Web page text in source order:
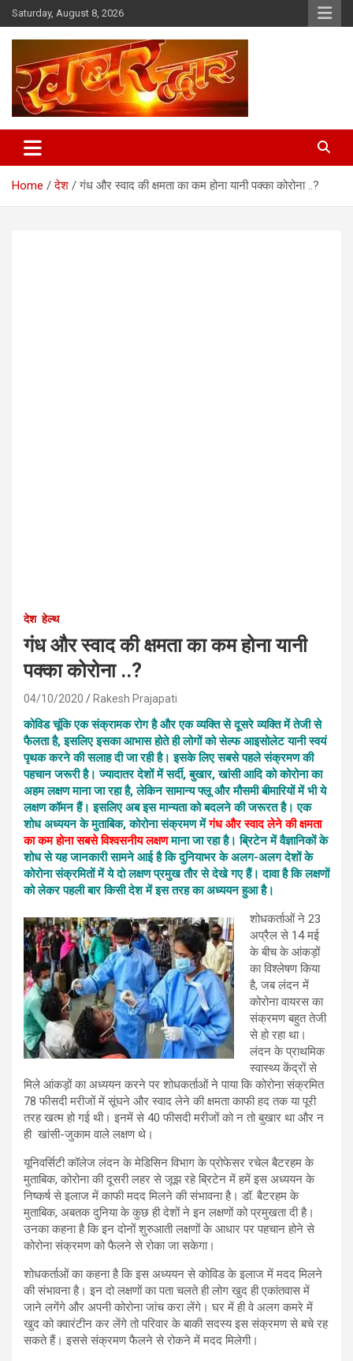
Skip
to
content
Saturday, August 8, 2026
Khabar Dwar
Home देश गंध और स्वाद की क्षमता का कम होना यानी पक्का कोरोना ..?
देश हेल्थ
गंध और स्वाद की क्षमता का कम होना यानी
पक्का कोरोना ..?
04/10/2020 Rakesh Prajapati
कोविड चूंकि एक संक्रामक रोग है और एक व्यक्ति से दूसरे व्यक्ति में तेजी से
फैलता है, इसलिए इसका आभास होते ही लोगों को सेल्फ आइसोलेट यानी स्वयं
पृथक करने की सलाह दी जा रही है। इसके लिए सबसे पहले संक्रमण की
पहचान जरूरी है। ज्यादातर देशों में सर्दी, बुखार, खांसी आदि को कोरोना का
अहम लक्षण माना जा रहा है, लेकिन सामान्य फ्लू और मौसमी बीमारियों में भी ये
लक्षण कॉमन हैं। इसलिए अब इस मान्यता को बदलने की जरूरत है। एक
शोध अध्ययन के मुताबिक, कोरोना संक्रमण मेंगंध और स्वाद लेने की क्षमता
का कम होना सबसे विश्वसनीय लक्षणमाना जा रहा है। ब्रिटेन में वैज्ञानिकों के
शोध से यह जानकारी सामने आई है कि दुनियाभर के अलग-अलग देशों के
कोरोना संक्रमितों में ये दो लक्षण प्रमुख तौर से देखे गए हैं। दावा है कि लक्षणों
को लेकर पहली बार किसी देश में इस तरह का अध्ययन हुआ है।
शोधकर्ताओं ने 23
अप्रैल से 14 मई
के बीच के आंकड़ों
का विश्लेषण किया
है, जब लंदन में
कोरोना वायरस का
संक्रमण बहुत तेजी
से हो रहा था।
लंदन के प्राथमिक
स्वास्थ्य केंद्रों से
मिले आंकड़ों का अध्ययन करने पर शोधकर्ताओं ने पाया कि कोरोना संक्रमित
78 फीसदी मरीजों में सूंघने और स्वाद लेने की क्षमता काफी हद तक या पूरी
तरह खत्म हो गई थी। इनमें से 40 फीसदी मरीजों को न तो बुखार था और न
ही खांसी-जुकाम वाले लक्षण थे।
यूनिवर्सिटी कॉलेज लंदन के मेडिसिन विभाग के प्रोफेसर रचेल बैटरहम के
मुताबिक, कोरोना की दूसरी लहर से जूझ रहे ब्रिटेन में हमें इस अध्ययन के
निष्कर्ष से इलाज में काफी मदद मिलने की संभावना है। डॉ. बैटरहम के
मुताबिक, अबतक दुनिया के कुछ ही देशों ने इन लक्षणों को प्रमुखता दी है।
उनका कहना है कि इन दोनों शुरुआती लक्षणों के आधार पर पहचान होने से
कोरोना संक्रमण को फैलने से रोका जा सकेगा।
शोधकर्ताओं का कहना है कि इस अध्ययन से कोविड के इलाज में मदद मिलने
की संभावना है। इन दो लक्षणों का पता चलते ही लोग खुद ही एकांतवास में
जाने लगेंगे और अपनी कोरोना जांच करा लेंगे। घर में ही वे अलग कमरे में
खुद को क्वारंटीन कर लेंगे तो परिवार के बाकी सदस्य इस संक्रमण से बचे रह
सकते हैं। इससे संक्रमण फैलने से रोकने में मदद मिलेगी।